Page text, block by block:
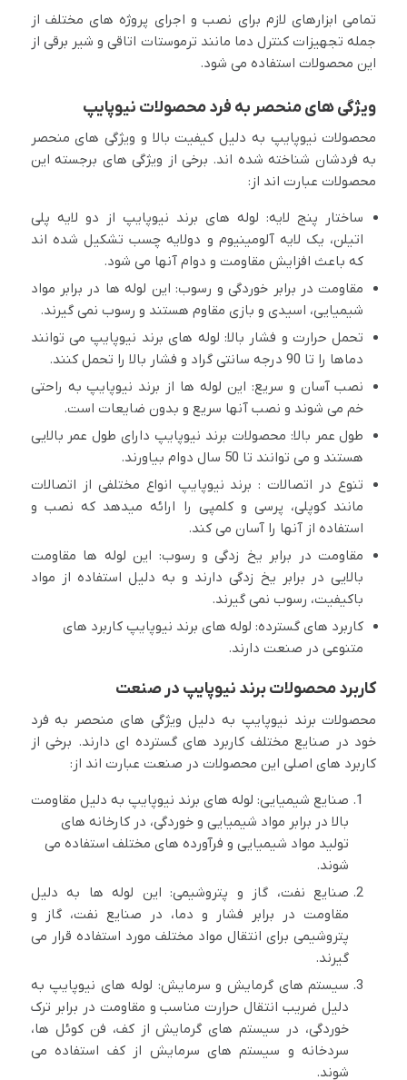
تمامی ابزارهای لازم برای نصب و اجرای پروژه های مختلف از
جمله تجهیزات کنترل دما مانند ترموستات اتاقی و شیر برقی از
این محصولات استفاده می شود.
ویژگی های منحصر به فرد محصولات نیوپایپ
محصولات نیوپایپ به دلیل کیفیت بالا و ویژگی های منحصر
به فردشان شناخته شده اند. برخی از ویژگی های برجسته این
محصولات عبارت اند از:
ساختار پنج لایه: لوله های برند نیوپایپ از دو لایه پلی
اتیلن، یک لایه آلومینیوم و دولایه چسب تشکیل شده اند
که باعث افزایش مقاومت و دوام آنها می شود.
مقاومت در برابر خوردگی و رسوب: این لوله ها در برابر مواد
شیمیایی، اسیدی و بازی مقاوم هستند و رسوب نمی گیرند.
تحمل حرارت و فشار بالا: لوله های برند نیوپایپ می توانند
دماها را تا 90 درجه سانتی گراد و فشار بالا را تحمل کنند.
نصب آسان و سریع: این لوله ها از برند نیوپایپ به راحتی
خم می شوند و نصب آنها سریع و بدون ضایعات است.
طول عمر بالا: محصولات برند نیوپایپ دارای طول عمر بالایی
هستند و می توانند تا 50 سال دوام بیاورند.
تنوع در اتصالات : برند نیوپایپ انواع مختلفی از اتصالات
مانند کوپلی، پرسی و کلمپی را ارائه میدهد که نصب و
استفاده از آنها را آسان می کند.
مقاومت در برابر یخ زدگی و رسوب: این لوله ها مقاومت
بالایی در برابر یخ زدگی دارند و به دلیل استفاده از مواد
باکیفیت، رسوب نمی گیرند.
کاربرد های گسترده: لوله های برند نیوپایپ کاربرد های
متنوعی در صنعت دارند.
کاربرد محصولات برند نیوپایپ در صنعت
محصولات برند نیوپایپ به دلیل ویژگی های منحصر به فرد
خود در صنایع مختلف کاربرد های گسترده ای دارند. برخی از
کاربرد های اصلی این محصولات در صنعت عبارت اند از:
صنایع شیمیایی: لوله های برند نیوپایپ به دلیل مقاومت
بالا در برابر مواد شیمیایی و خوردگی، در کارخانه های
تولید مواد شیمیایی و فرآورده های مختلف استفاده می
شوند.
صنایع نفت، گاز و پتروشیمی: این لوله ها به دلیل
مقاومت در برابر فشار و دما، در صنایع نفت، گاز و
پتروشیمی برای انتقال مواد مختلف مورد استفاده قرار می
گیرند.
سیستم های گرمایش و سرمایش: لوله های نیوپایپ به
دلیل ضریب انتقال حرارت مناسب و مقاومت در برابر ترک
خوردگی، در سیستم های گرمایش از کف، فن کوئل ها،
سردخانه و سیستم های سرمایش از کف استفاده می
شوند.